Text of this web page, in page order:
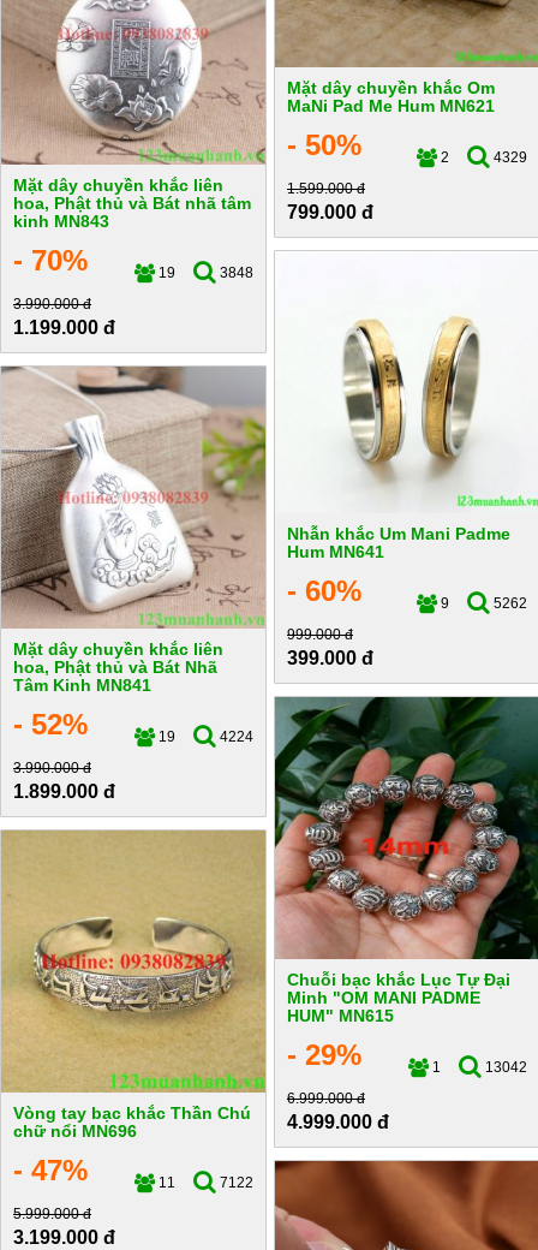
Mặt dây chuyền khắc Om
MaNi Pad Me Hum MN621
- 50% 2
4329
1.599.000 đ
799.000 đ
Mặt dây chuyền khắc liên
hoa, Phật thủ và Bát nhã tâm
kinh MN843
- 70% 19
3848
3.990.000 đ
1.199.000 đ
Nhẫn khắc Um Mani Padme
Hum MN641
- 60% 9
5262
999.000 đ
399.000 đ
Mặt dây chuyền khắc liên
hoa, Phật thủ và Bát Nhã
Tâm Kinh MN841
- 52% 19
4224
3.990.000 đ
1.899.000 đ
Chuỗi bạc khắc Lục Tự Đại
Minh "OM MANI PADME
HUM" MN615
- 29% 1
13042
6.999.000 đ
4.999.000 đ
Vòng tay bạc khắc Thần Chú
chữ nổi MN696
- 47% 11
7122
5.999.000 đ
3.199.000 đ